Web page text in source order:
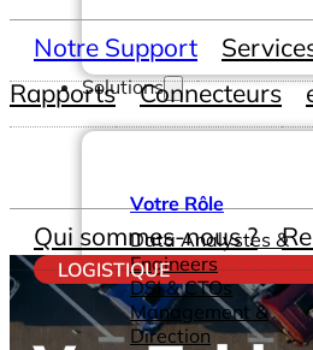
Solutions
Votre Rôle
Data Analystes &
Engineers
DSI & CTOs
Management &
Direction
Notre Support
Rapports
Connecteurs
Qui sommes-nous ?
LOGISTIQUE